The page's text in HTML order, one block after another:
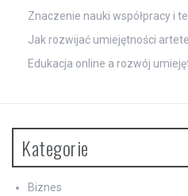
Znaczenie nauki współpracy i
Jak rozwijać umiejętności
Edukacja online a rozwój
Kategorie
Biznes